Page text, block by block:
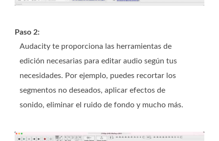
Paso 2:
Audacity te proporciona las herramientas de
edición necesarias para editar audio según tus
necesidades. Por ejemplo, puedes recortar los
segmentos no deseados, aplicar efectos de
sonido, eliminar el ruido de fondo y mucho más.